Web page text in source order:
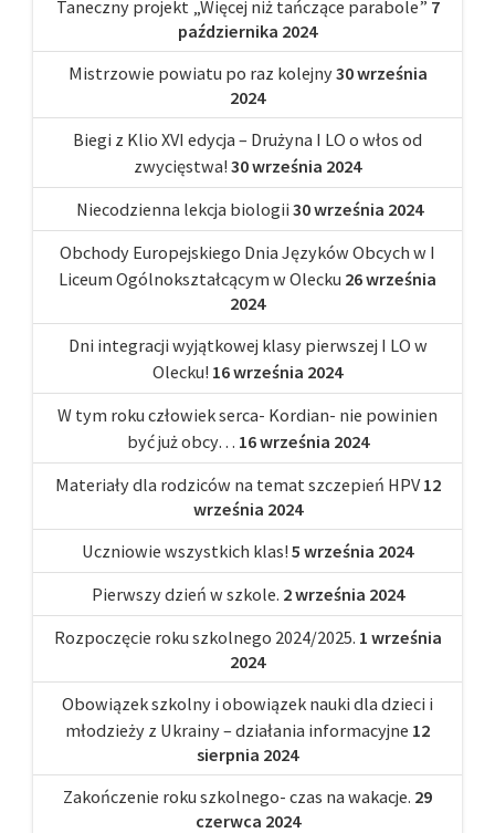
Taneczny projekt „Więcej niż tańczące parabole” 7
października 2024
Mistrzowie powiatu po raz kolejny30 września
2024
Biegi z Klio XVI edycja – Drużyna I LO o włos od
zwycięstwa! 30 września 2024
Niecodzienna lekcja biologii 30 września 2024
Obchody Europejskiego Dnia Języków Obcych w I
Liceum Ogólnokształcącym w Olecku 26 września
2024
Dni integracji wyjątkowej klasy pierwszej I LO w
Olecku! 16 września 2024
W tym roku człowiek serca- Kordian- nie powinien
być już obcy… 16 września 2024
Materiały dla rodziców na temat szczepień HPV 12
września 2024
Uczniowie wszystkich klas! 5 września 2024
Pierwszy dzień w szkole. 2 września 2024
Rozpoczęcie roku szkolnego 2024/2025. 1 września
2024
Obowiązek szkolny i obowiązek nauki dla dzieci i
młodzieży z Ukrainy – działania informacyjne 12
sierpnia 2024
Zakończenie roku szkolnego- czas na wakacje. 29
czerwca 2024